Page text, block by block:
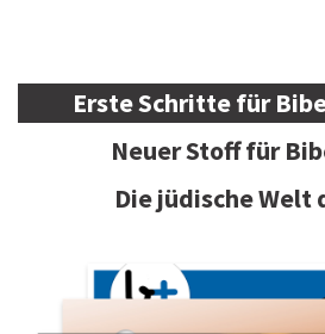
Erste Schritte für
Neuer Stoff für
Die jüdische Welt